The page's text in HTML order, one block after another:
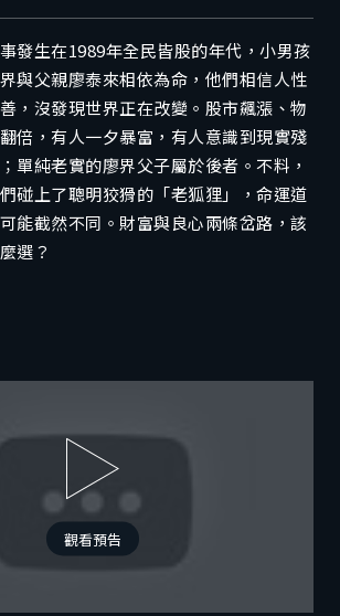
發生在1989年全民皆股的年代，小男孩
與父親廖泰來相依為命，他們相信人性
，沒發現世界正在改變。股市飆漲、物
倍，有人一夕暴富，有人意識到現實殘
單純老實的廖界父子屬於後者。不料，
碰上了聰明狡猾的「老狐狸」，命運道
能截然不同。財富與良心兩條岔路，該
選？
觀看預告